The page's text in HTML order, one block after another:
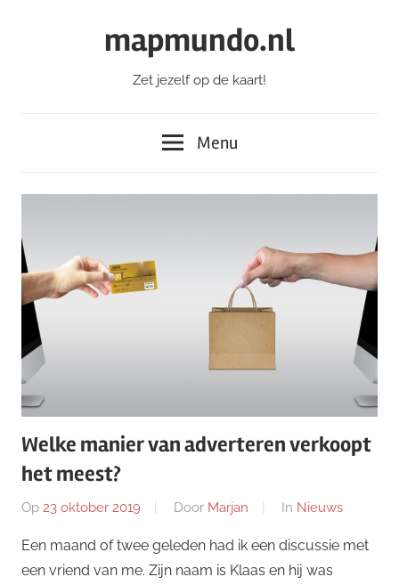
mapmundo.nl
Zet jezelf op de kaart!
Menu
Welke manier van adverteren verkoopt
het meest?
Op 23 oktober 2019 Door Marjan In Nieuws
Een maand of twee geleden had ik een discussie met
een vriend van me. Zijn naam is Klaas en hij was